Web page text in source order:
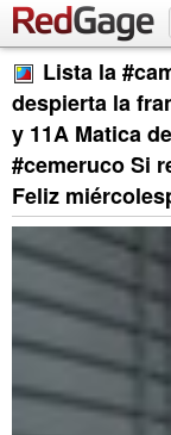
Lista la
despierta la
y 11A Matica
#cemeruco Si
Feliz